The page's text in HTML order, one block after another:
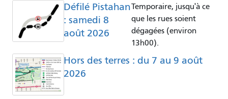
Défilé Pistahan
: samedi 8
août 2026
Temporaire, jusqu'à ce
que les rues soient
dégagées (environ
13h00).
Hors des terres : du 7 au 9 août
2026